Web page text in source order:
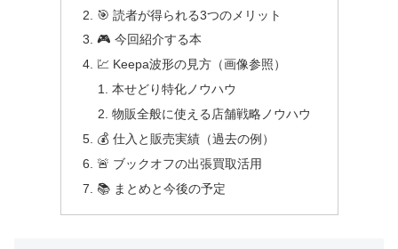
🎯 読者が得られる3つのメリット
🎮 今回紹介する本
💹 Keepa波形の見方（画像参照）
本せどり特化ノウハウ
物販全般に使える店舗戦略ノウハウ
💰 仕入と販売実績（過去の例）
🚨 ブックオフの出張買取活用
📚 まとめと今後の予定